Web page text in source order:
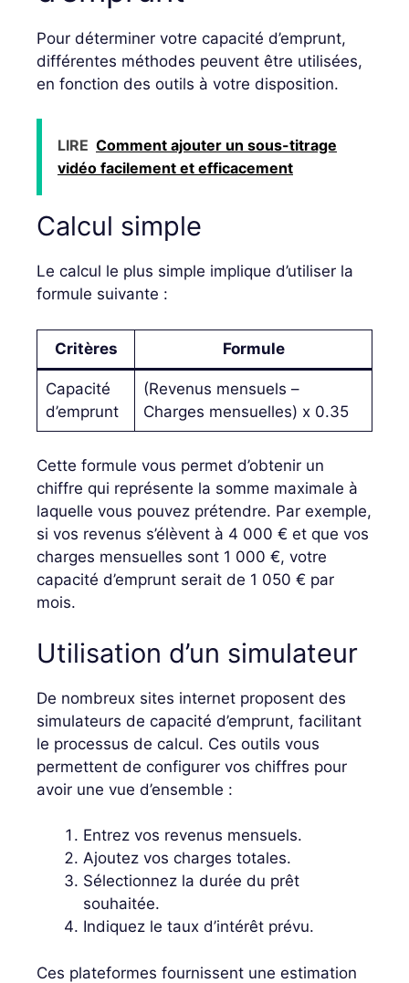
Pour déterminer votre capacité d’emprunt,
différentes méthodes peuvent être utilisées,
en fonction des outils à votre disposition.
LIRE Comment ajouter un sous-titrage
vidéo facilement et efficacement
Calcul simple
Le calcul le plus simple implique d’utiliser la
formule suivante :
Critères Formule
Capacité
d’emprunt
(Revenus mensuels –
Charges mensuelles) x 0.35
Cette formule vous permet d’obtenir un
chiffre qui représente la somme maximale à
laquelle vous pouvez prétendre. Par exemple,
si vos revenus s’élèvent à 4 000 € et que vos
charges mensuelles sont 1 000 €, votre
capacité d’emprunt serait de 1 050 € par
mois.
Utilisation d’un simulateur
De nombreux sites internet proposent des
simulateurs de capacité d’emprunt, facilitant
le processus de calcul. Ces outils vous
permettent de configurer vos chiffres pour
avoir une vue d’ensemble :
Entrez vos revenus mensuels.
Ajoutez vos charges totales.
Sélectionnez la durée du prêt
souhaitée.
Indiquez le taux d’intérêt prévu.
Ces plateformes fournissent une estimation